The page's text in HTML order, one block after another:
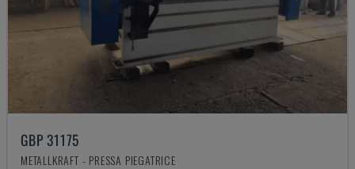
GBP 31175
METALLKRAFT - PRESSA PIEGATRICE